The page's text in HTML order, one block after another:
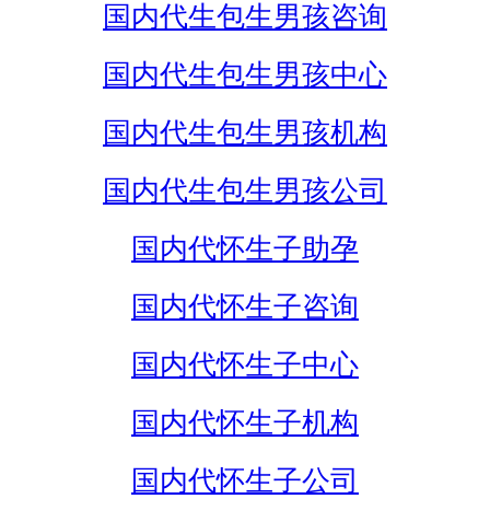
国内代生包生男孩咨询
国内代生包生男孩中心
国内代生包生男孩机构
国内代生包生男孩公司
国内代怀生子助孕
国内代怀生子咨询
国内代怀生子中心
国内代怀生子机构
国内代怀生子公司